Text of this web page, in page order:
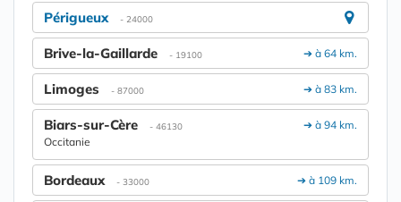
Périgueux - 24000
➔ à 64 km.
Brive-la-Gaillarde - 19100
➔ à 83 km.
Limoges - 87000
➔ à 94 km.
Biars-sur-Cère - 46130
Occitanie
➔ à 109 km.
Bordeaux - 33000